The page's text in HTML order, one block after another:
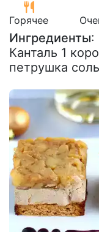
Горячее
Ингредиенты:
Канталь 1
петрушка